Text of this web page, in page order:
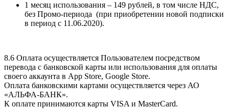
1 месяц использования – 149 рублей, в том числе НДС,
без Промо-периода (при приобретении новой подписки
в период с 11.06.2020).
8.6 Оплата осуществляется Пользователем посредством
перевода с банковской карты или использования для оплаты
своего аккаунта в App Store, Google Store.
Оплата банковскими картами осуществляется через АО
«АЛЬФА-БАНК».
К оплате принимаются карты VISA и MasterCard.